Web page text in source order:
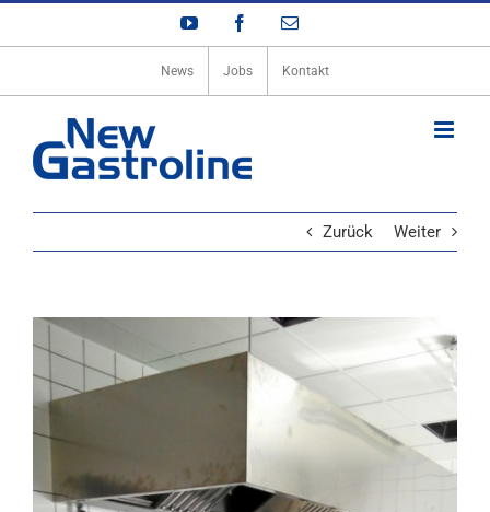
Zum
YouTube Facebook
E-
News Jobs Kontakt
Zurück Weiter
View
Larger
Image